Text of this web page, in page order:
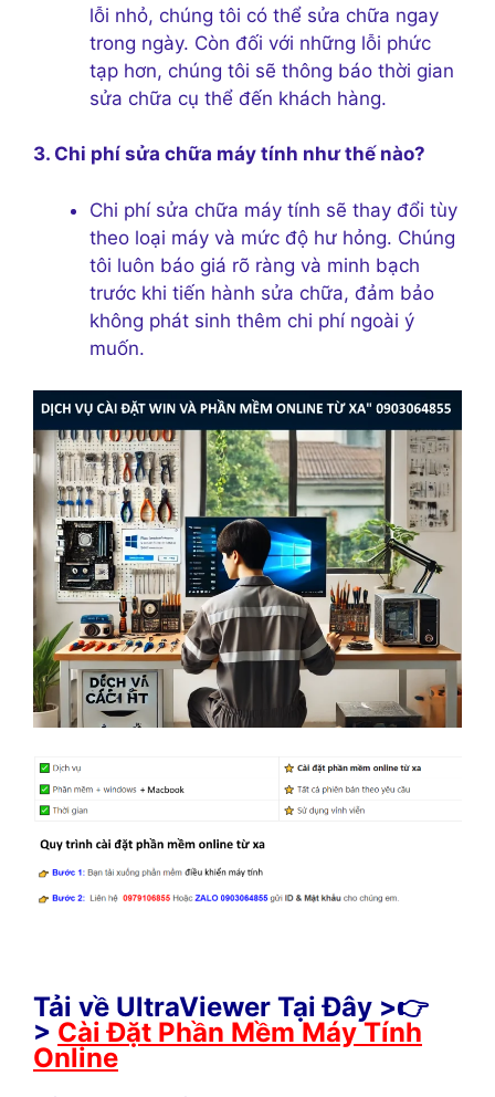
lỗi nhỏ, chúng tôi có thể sửa chữa ngay
trong ngày. Còn đối với những lỗi phức
tạp hơn, chúng tôi sẽ thông báo thời gian
sửa chữa cụ thể đến khách hàng.
3. Chi phí sửa chữa máy tính như thế nào?
Chi phí sửa chữa máy tính sẽ thay đổi tùy
theo loại máy và mức độ hư hỏng. Chúng
tôi luôn báo giá rõ ràng và minh bạch
trước khi tiến hành sửa chữa, đảm bảo
không phát sinh thêm chi phí ngoài ý
muốn.
Tải về UltraViewer Tại Đây >👉
> Cài Đặt Phần Mềm Máy Tính
Online